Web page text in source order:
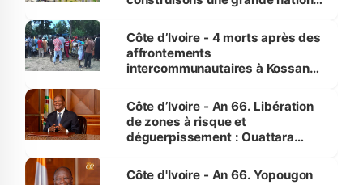
générations futures »
Côte d’Ivoire - 4 morts après des
affrontements
intercommunautaires à Kossandji
milieu des sinistrés
Côte d’Ivoire - An 66. Libération
de zones à risque et
déguerpissement : Ouattara
l'Etat de droit pour préserver les
Côte d'Ivoire - An 66. Yopougon